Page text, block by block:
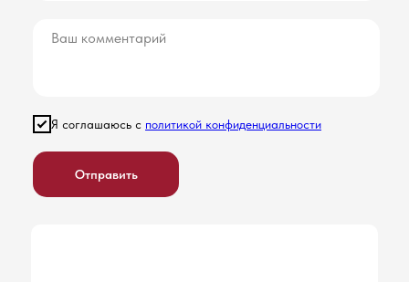
Я соглашаюсь с политикой конфиденциальности
Отправить